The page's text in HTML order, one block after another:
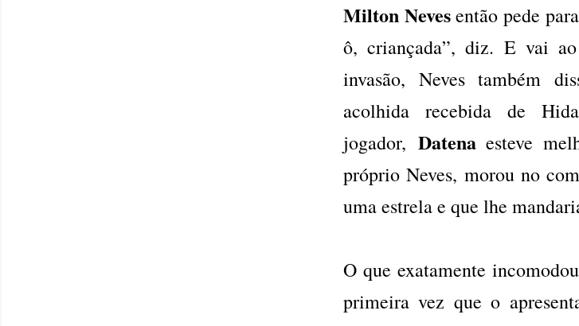
Milton Nevesentão pede
ô, criançada”, diz. E vai
invasão, Neves também
acolhida recebida de
jogador, Datenaesteve
próprio Neves, morou no
uma estrela e que lhe
O que exatamente incomodou
primeira vez que o